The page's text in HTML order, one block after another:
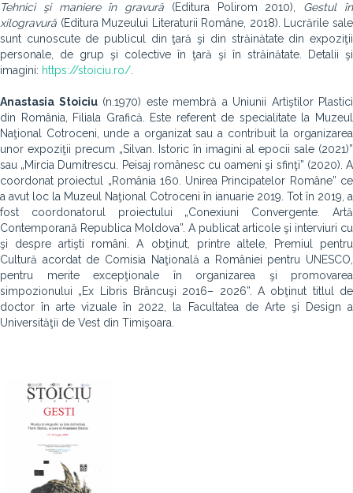
Tehnici şi maniere în gravură (Editura Polirom 2010), Gestul în
xilogravură (Editura Muzeului Literaturii Române, 2018). Lucrările sale
sunt cunoscute de publicul din ţară şi din străinătate din expoziţii
personale, de grup şi colective în ţară şi în străinătate. Detalii şi
imagini: https://stoiciu.ro/
Anastasia Stoiciu(n.1970) este membră a Uniunii Artiştilor Plastici
din România, Filiala Grafică. Este referent de specialitate la Muzeul
Naţional Cotroceni, unde a organizat sau a contribuit la organizarea
unor expoziţii precum „Silvan. Istoric în imagini al epocii sale (2021)”
sau „Mircia Dumitrescu. Peisaj românesc cu oameni şi sfinţi” (2020). A
coordonat proiectul „România 160. Unirea Principatelor Române” ce
a avut loc la Muzeul Naţional Cotroceni în ianuarie 2019. Tot în 2019, a
fost coordonatorul proiectului „Conexiuni Convergente. Artă
Contemporană Republica Moldova”. A publicat articole şi interviuri cu
şi despre artişti români. A obţinut, printre altele, Premiul pentru
Cultură acordat de Comisia Naţională a României pentru UNESCO,
pentru merite excepţionale în organizarea şi promovarea
simpozionului „Ex Libris Brâncuşi 2016– 2026”. A obţinut titlul de
doctor în arte vizuale în 2022, la Facultatea de Arte şi Design a
Universităţii de Vest din Timişoara.